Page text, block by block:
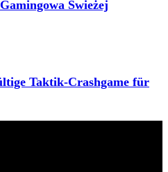
Świeżej
Taktik-Crashgame für